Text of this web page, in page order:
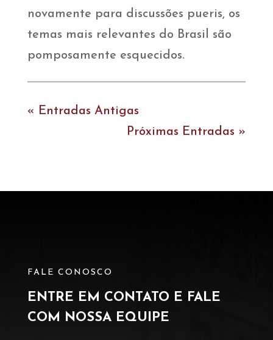
novamente para discussões pueris, os
temas mais relevantes do Brasil são
pomposamente esquecidos.
« Entradas Antigas
Próximas Entradas »
FALE CONOSCO
ENTRE EM CONTATO E FALE
COM NOSSA EQUIPE